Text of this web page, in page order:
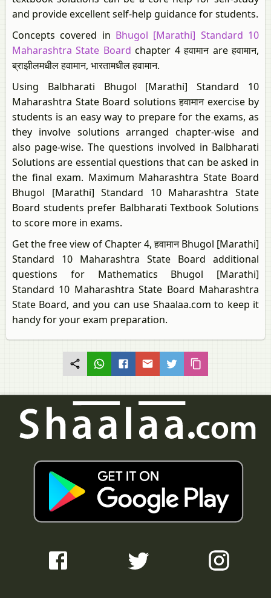
and provide excellent self-help guidance for students.
Concepts covered in Bhugol [Marathi] Standard 10
Maharashtra State Board chapter 4 हवामान are हवामान,
ब्राझीलमधील हवामान, भारतामधील हवामान.
Using Balbharati Bhugol [Marathi] Standard 10
Maharashtra State Board solutions हवामान exercise by
students is an easy way to prepare for the exams, as
they involve solutions arranged chapter-wise and
also page-wise. The questions involved in Balbharati
Solutions are essential questions that can be asked in
the final exam. Maximum Maharashtra State Board
Bhugol [Marathi] Standard 10 Maharashtra State
Board students prefer Balbharati Textbook Solutions
to score more in exams.
Get the free view of Chapter 4, हवामान Bhugol [Marathi]
Standard 10 Maharashtra State Board additional
questions for Mathematics Bhugol [Marathi]
Standard 10 Maharashtra State Board Maharashtra
State Board, and you can use Shaalaa.com to keep it
handy for your exam preparation.